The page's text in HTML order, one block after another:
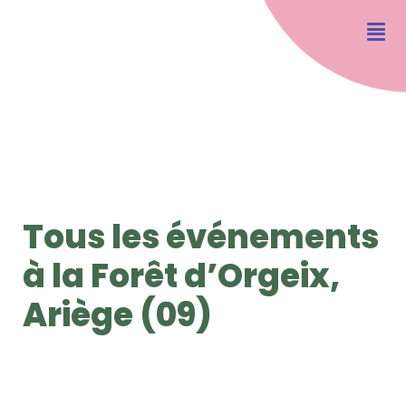
Tous les événements
à la Forêt d’Orgeix,
Ariège (09)